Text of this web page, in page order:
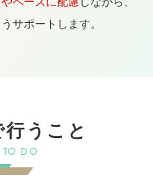
サポートします。
うこと
DO